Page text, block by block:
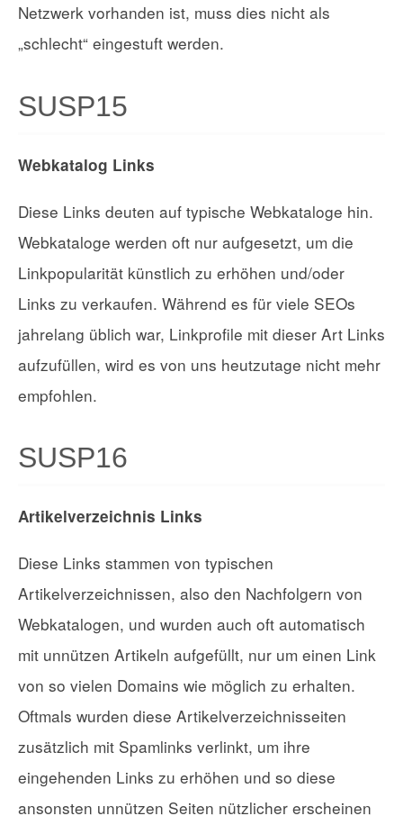
Netzwerk vorhanden ist, muss dies nicht als
„schlecht“ eingestuft werden.
SUSP15
Webkatalog Links
Diese Links deuten auf typische Webkataloge hin.
Webkataloge werden oft nur aufgesetzt, um die
Linkpopularität künstlich zu erhöhen und/oder
Links zu verkaufen. Während es für viele SEOs
jahrelang üblich war, Linkprofile mit dieser Art Links
aufzufüllen, wird es von uns heutzutage nicht mehr
empfohlen.
SUSP16
Artikelverzeichnis Links
Diese Links stammen von typischen
Artikelverzeichnissen, also den Nachfolgern von
Webkatalogen, und wurden auch oft automatisch
mit unnützen Artikeln aufgefüllt, nur um einen Link
von so vielen Domains wie möglich zu erhalten.
Oftmals wurden diese Artikelverzeichnisseiten
zusätzlich mit Spamlinks verlinkt, um ihre
eingehenden Links zu erhöhen und so diese
ansonsten unnützen Seiten nützlicher erscheinen